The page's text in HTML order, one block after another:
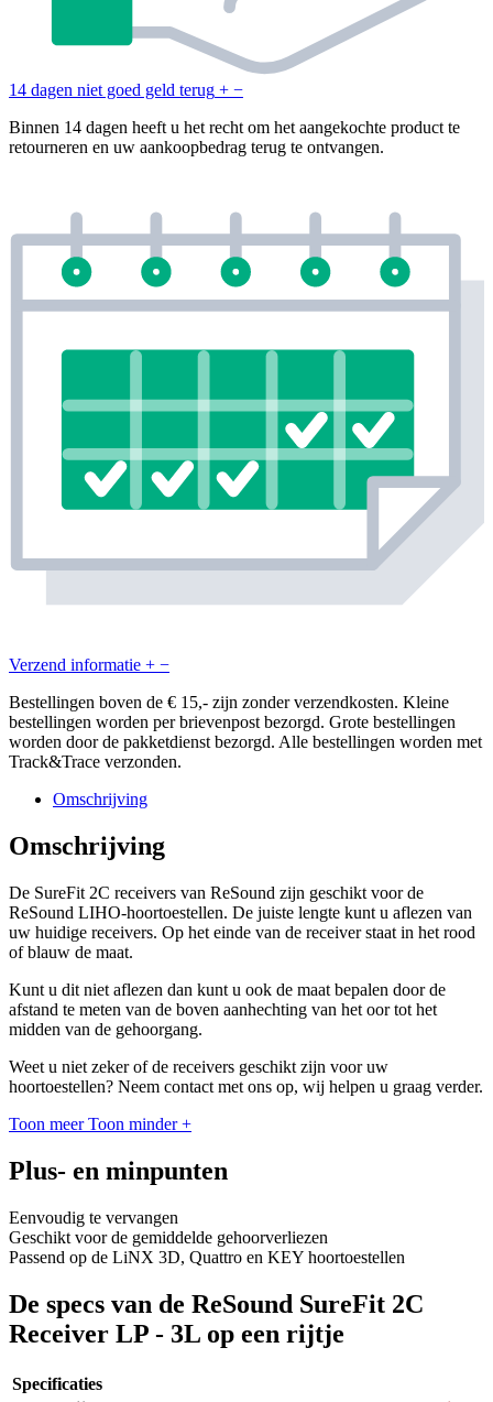
14 dagen niet goed geld terug + −
Binnen 14 dagen heeft u het recht om het aangekochte product te
retourneren en uw aankoopbedrag terug te ontvangen.
Verzend informatie + −
Bestellingen boven de € 15,- zijn zonder verzendkosten. Kleine
bestellingen worden per brievenpost bezorgd. Grote bestellingen
worden door de pakketdienst bezorgd. Alle bestellingen worden met
Track&Trace verzonden.
Omschrijving
Omschrijving
De SureFit 2C receivers van ReSound zijn geschikt voor de
ReSound LIHO-hoortoestellen. De juiste lengte kunt u aflezen van
uw huidige receivers. Op het einde van de receiver staat in het rood
of blauw de maat.
Kunt u dit niet aflezen dan kunt u ook de maat bepalen door de
afstand te meten van de boven aanhechting van het oor tot het
midden van de gehoorgang.
Weet u niet zeker of de receivers geschikt zijn voor uw
hoortoestellen? Neem contact met ons op, wij helpen u graag verder.
Toon meer Toon minder +
Plus- en minpunten
Eenvoudig te vervangen
Geschikt voor de gemiddelde gehoorverliezen
Passend op de LiNX 3D, Quattro en KEY hoortoestellen
De specs van de ReSound SureFit 2C
Receiver LP - 3L op een rijtje
Specificaties